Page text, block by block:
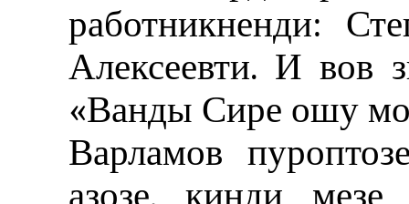
работникненди:
Алексеевти. И вов
«Ванды Сире ошу
Варламов